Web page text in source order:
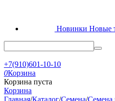
Новинки Новые
+7(910)601-10-10
0Корзина
Корзина пуста
Корзина
Главная/Каталог/Семена/Семена